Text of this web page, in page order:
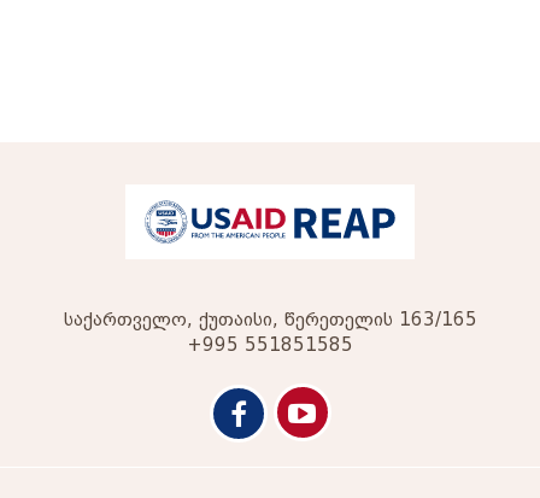
საქართველო, ქუთაისი, წერეთელის 163/165
+995 551851585